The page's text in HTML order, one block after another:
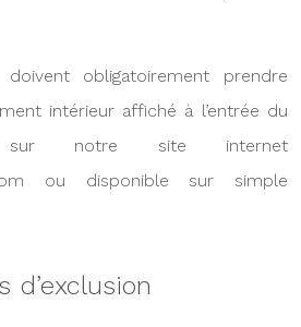
obligatoirement prendre
intérieur affiché à l’entrée du
sur notre site internet
ou disponible sur simple
d’exclusion